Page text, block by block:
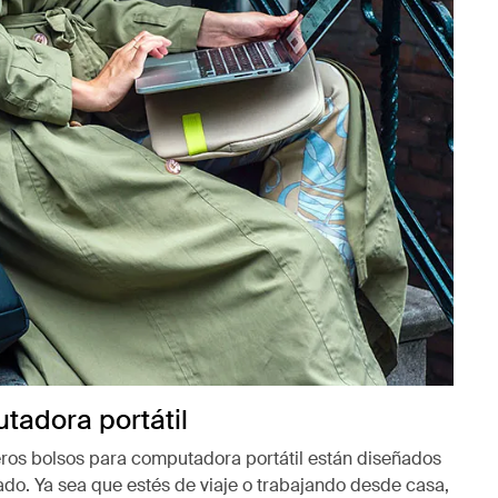
portátil
bolsos para computadora portátil están diseñados
Ya sea que estés de viaje o trabajando desde casa,